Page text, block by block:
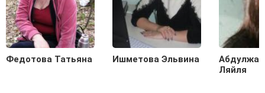
Федотова Татьяна Ишметова Эльвина
Ляйля